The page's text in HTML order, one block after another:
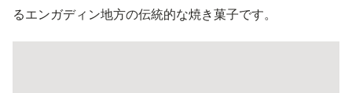
るエンガディン地方の伝統的な焼き菓子です。